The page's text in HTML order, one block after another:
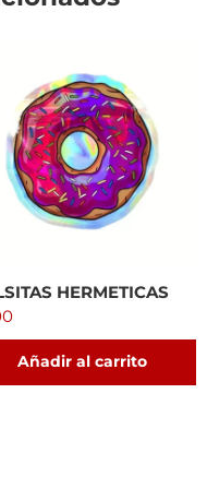
HERMETICAS
Añadir al carrito